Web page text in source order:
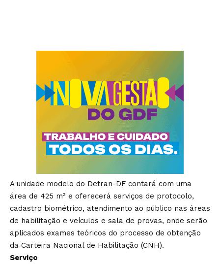
A unidade modelo do Detran-DF contará com uma
área de 425 m² e oferecerá serviços de protocolo,
cadastro biométrico, atendimento ao público nas áreas
de habilitação e veículos e sala de provas, onde serão
aplicados exames teóricos do processo de obtenção
da Carteira Nacional de Habilitação (CNH).
Serviço